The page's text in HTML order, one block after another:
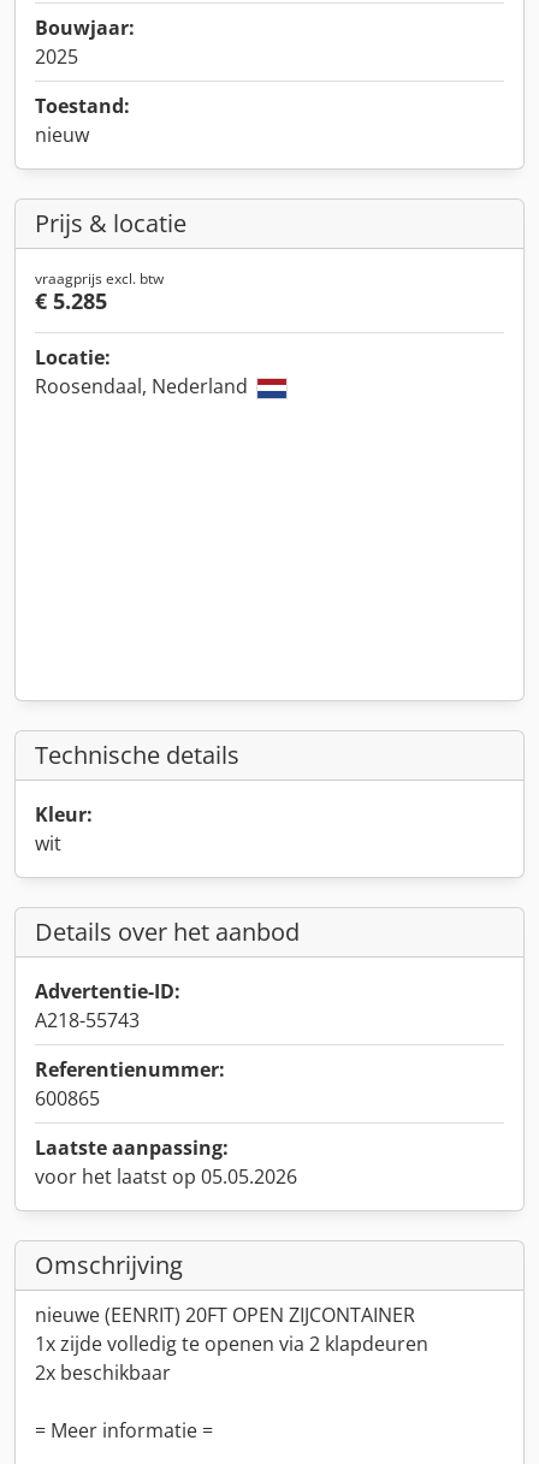
Bouwjaar:
2025
Toestand:
nieuw
Prijs & locatie
vraagprijs excl. btw
€ 5.285
Locatie:
Roosendaal, Nederland
Technische details
Kleur:
wit
Details over het aanbod
Advertentie-ID:
A218-55743
Referentienummer:
600865
Laatste aanpassing:
voor het laatst op 05.05.2026
Omschrijving
nieuwe (EENRIT) 20FT OPEN ZIJCONTAINER
1x zijde volledig te openen via 2 klapdeuren
2x beschikbaar
= Meer informatie =